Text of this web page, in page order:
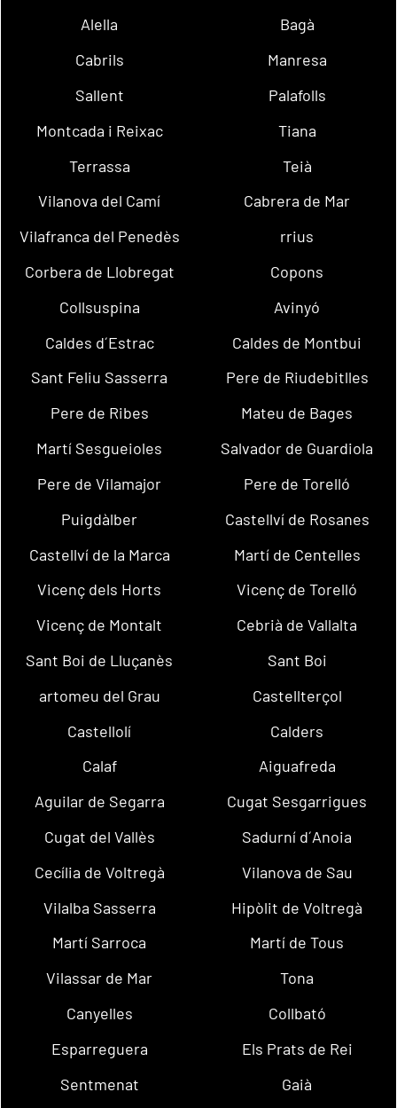
Alella
Bagà
Cabrils
Manresa
Sallent
Palafolls
Montcada i Reixac
Tiana
Terrassa
Teià
Vilanova del Camí
Cabrera de Mar
Vilafranca del Penedès
rrius
Corbera de Llobregat
Copons
Collsuspina
Avinyó
Caldes d´Estrac
Caldes de Montbui
Sant Feliu Sasserra
Pere de Riudebitlles
Pere de Ribes
Mateu de Bages
Martí Sesgueioles
Salvador de Guardiola
Pere de Vilamajor
Pere de Torelló
Puigdàlber
Castellví de Rosanes
Castellví de la Marca
Martí de Centelles
Vicenç dels Horts
Vicenç de Torelló
Vicenç de Montalt
Cebrià de Vallalta
Sant Boi de Lluçanès
Sant Boi
artomeu del Grau
Castellterçol
Castellolí
Calders
Calaf
Aiguafreda
Aguilar de Segarra
Cugat Sesgarrigues
Cugat del Vallès
Sadurní d´Anoia
Cecília de Voltregà
Vilanova de Sau
Vilalba Sasserra
Hipòlit de Voltregà
Martí Sarroca
Martí de Tous
Vilassar de Mar
Tona
Canyelles
Collbató
Esparreguera
Els Prats de Rei
Sentmenat
Gaià